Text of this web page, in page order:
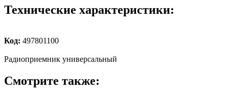
Технические характеристики:
Код: 497801100
Радиоприемник универсальный
Смотрите также: